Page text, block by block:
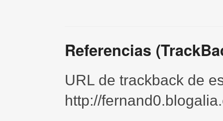
Referencias
URL de trackback de
http://